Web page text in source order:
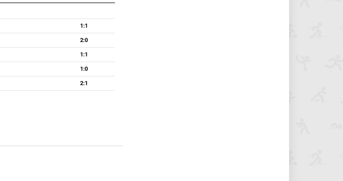
1:1
2:0
1:1
1:0
2:1